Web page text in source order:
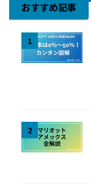
おすすめ記事
1
2